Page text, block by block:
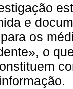
e
os
o